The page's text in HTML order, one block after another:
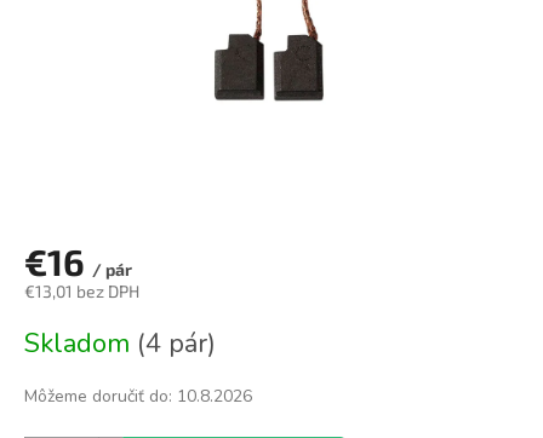
€16 / pár
€13,01 bez DPH
cena:
Skladom (4 pár)
Môžeme doručiť do: 10.8.2026